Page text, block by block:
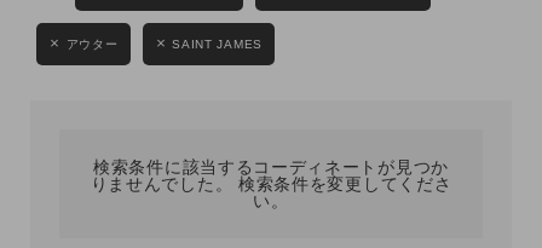
MENS LADIES KIDS
アウター SAINT JAMES
検索条件に該当するコーディネートが見つか
りませんでした。 検索条件を変更してくださ
い。